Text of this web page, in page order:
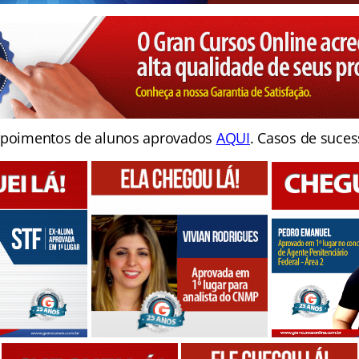
de alunos aprovados AQUI. Casos de